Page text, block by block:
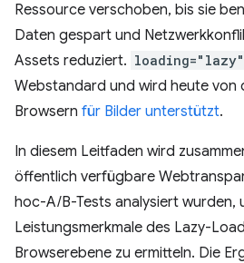
Ressource verschoben, bis sie
Daten gespart und
Assets reduziert. loading="lazy"
Webstandard und wird heute von
Browsern für Bilder unterstützt.
In diesem Leitfaden wird
öffentlich verfügbare
hoc-A/B-Tests analysiert wurden,
Leistungsmerkmale des Lazy-
Browserebene zu ermitteln. Die